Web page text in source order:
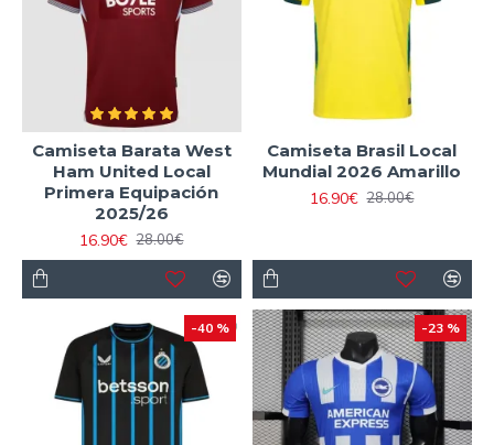
Camiseta Barata West
Ham United Local
Primera Equipación
2025/26
16.90€ 28.00€
Camiseta Brasil Local
Mundial 2026 Amarillo
16.90€ 28.00€
-40 % -23 %